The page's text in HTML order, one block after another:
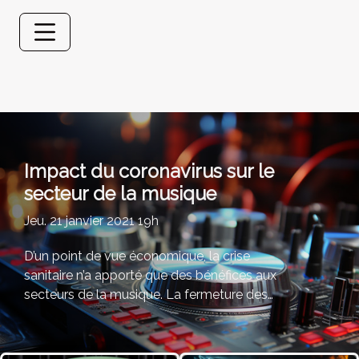
Impact du coronavirus sur le
secteur de la musique
Jeu. 21 janvier 2021 19h
D’un point de vue économique, la crise
sanitaire n’a apporté que des bénéfices aux
secteurs de la musique. La fermeture des
points de vente physique et l’amélioration des
prestations numérique en sont les causes
principales. La crise sanitaire a permis un